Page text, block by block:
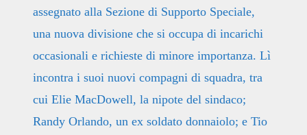
assegnato alla Sezione di Supporto Speciale,
una nuova divisione che si occupa di incarichi
occasionali e richieste di minore importanza. Lì
incontra i suoi nuovi compagni di squadra, tra
cui Elie MacDowell, la nipote del sindaco;
Randy Orlando, un ex soldato donnaiolo; e Tio